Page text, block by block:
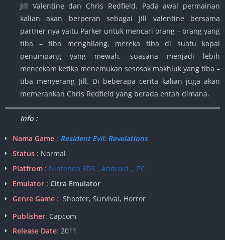
Jill Valentine dan Chris Redfield. Pada awal permainan
kalian akan berperan sebagai Jill valentine bersama
partner nya yaitu Parker untuk mencari orang – orang yang
tiba – tiba menghilang, mereka tiba di suatu kapal
penumpang yang mewah, suasana menjadi lebih
mencekam ketika menemukan sesosok makhluk yang tiba –
tiba menyerang Jill. Di beberapa cerita kalian juga akan
memerankan Chris Redfield yang berada entah dimana.
Info :
Nama Game : Resident Evil: Revelations
Status : Normal
Platfrom : Nintendo 3DS , Android , PC
Emulator : Citra Emulator
Genre Game : Shooter, Survival, Horror
Publisher: Capcom
Release Date: 2011